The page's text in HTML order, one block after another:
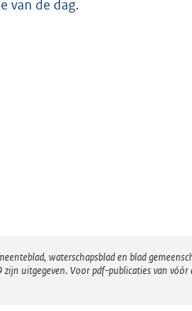
van de dag.
waterschapsblad en blad
uitgegeven. Voor pdf-publicaties van